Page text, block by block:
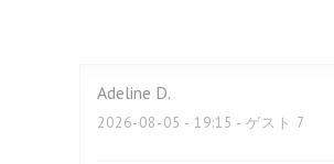
Adeline D
2026-08-05 - 19:15 - ゲスト 7